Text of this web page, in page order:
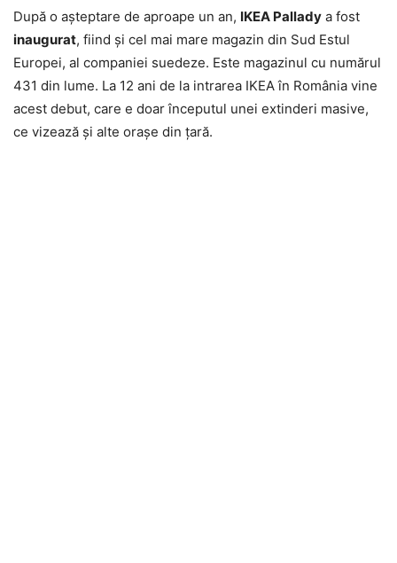
După o aşteptare de aproape un an, IKEA Pallady a fost
inaugurat, fiind şi cel mai mare magazin din Sud Estul
Europei, al companiei suedeze. Este magazinul cu numărul
431 din lume. La 12 ani de la intrarea IKEA în România vine
acest debut, care e doar începutul unei extinderi masive,
ce vizează şi alte oraşe din ţară.